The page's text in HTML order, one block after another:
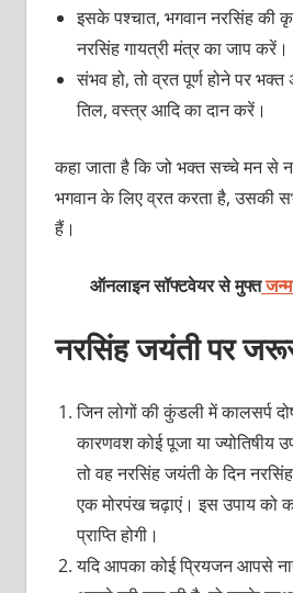
इसके पश्चात, भगवान नरसिंह की
नरसिंह गायत्री मंत्र का जाप करें।
संभव हो, तो व्रत पूर्ण होने पर
तिल, वस्त्र आदि का दान करें।
कहा जाता है कि जो भक्त सच्चे मन से
भगवान के लिए व्रत करता है, उसकी
हैं।
ऑनलाइन सॉफ्टवेयर से मुफ्त
नरसिंह जयंती पर
जिन लोगों की कुंडली में कालसर्प
कारणवश कोई पूजा या ज्योतिषीय
तो वह नरसिंह जयंती के दिन
एक मोरपंख चढ़ाएं। इस उपाय को
प्राप्ति होगी।
यदि आपका कोई प्रियजन आपसे